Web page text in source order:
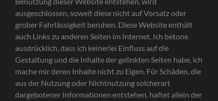
ausgeschlossen, soweit diese nicht auf Vorsatz oder
grober Fahrlässigkeit beruhen. Diese Website enthält
auch Links zu anderen Seiten im Internet. Ich betone
ausdrücklich, dass ich keinerlei Einfluss auf die
Gestaltung und die Inhalte der gelinkten Seiten habe, ich
mache mir deren Inhalte nicht zu Eigen. Für Schäden, die
aus der Nutzung oder Nichtnutzung solcherart
dargebotener Informationen entstehen, haftet allein der